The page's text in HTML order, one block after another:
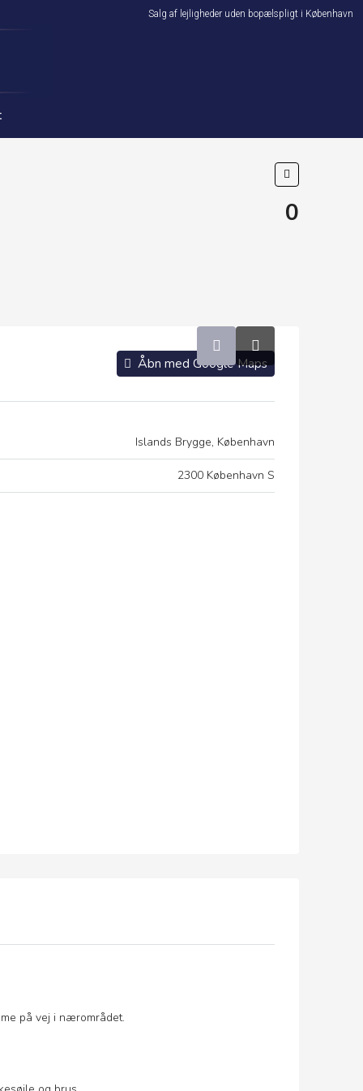
Salg af lejligheder uden bopælspligt i København
0
Åbn med Google Maps
Islands Brygge, København
2300 København S
på vej i nærområdet.